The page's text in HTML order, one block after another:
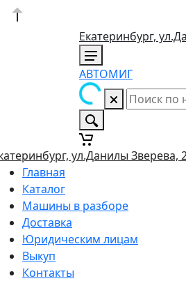
Екатеринбург,
АВТОМИГ
ул.Данилы Зверева,
Главная
Каталог
Машины в разборе
Доставка
Юридическим лицам
Выкуп
Контакты